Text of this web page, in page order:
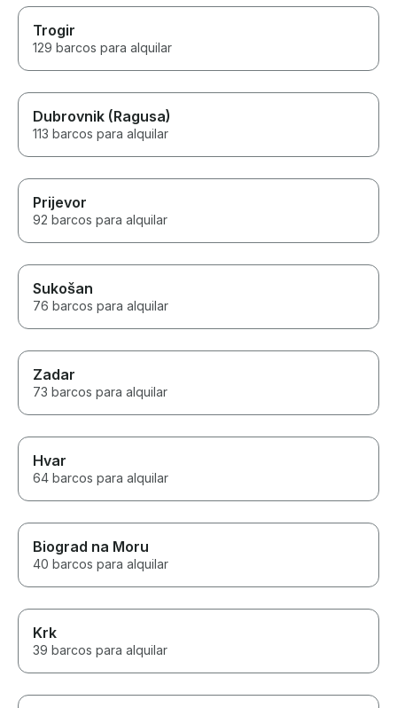
Trogir
129 barcos para alquilar
Dubrovnik (Ragusa)
113 barcos para alquilar
Prijevor
92 barcos para alquilar
Sukošan
76 barcos para alquilar
Zadar
73 barcos para alquilar
Hvar
64 barcos para alquilar
Biograd na Moru
40 barcos para alquilar
Krk
39 barcos para alquilar